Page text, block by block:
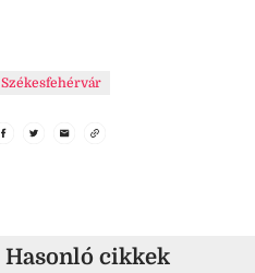
Székesfehérvár
Hasonló cikkek